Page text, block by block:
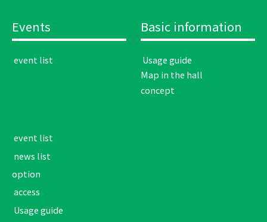
Events
​ ​event list​ ​
Basic information
​ ​Usage guide​ ​
Map in the hall
concept
​ ​event list​ ​
​ ​news list​ ​
option
​ ​access​ ​
​ ​Usage guide​ ​